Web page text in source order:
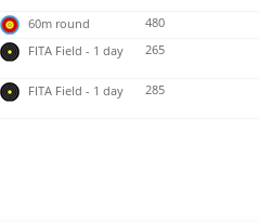
60m round 480
FITA Field - 1 day 265
FITA Field - 1 day 285